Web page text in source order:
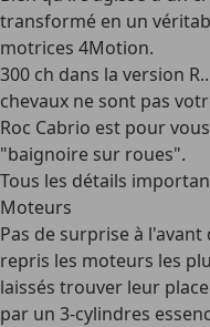
transformé en un
motrices 4Motion.
300 ch dans la version
chevaux ne sont pas
Roc Cabrio est pour
"baignoire sur roues".
Tous les détails
Moteurs
Pas de surprise à l'avant
repris les moteurs les
laissés trouver leur
par un 3-cylindres